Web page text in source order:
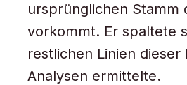
ursprünglichen Stamm
vorkommt. Er spaltete
restlichen Linien
Analysen ermittelte.